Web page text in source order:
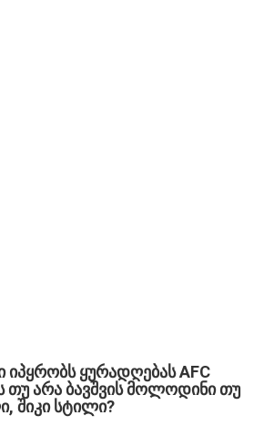
ყურადღებას AFC
თუ არა ბავშვის მოლოდინი თუ
შიკი სტილი?